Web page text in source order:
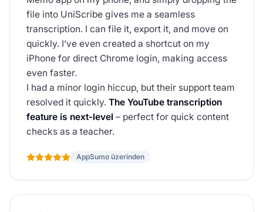
file into UniScribe gives me a seamless
transcription. I can file it, export it, and move on
quickly. I’ve even created a shortcut on my
iPhone for direct Chrome login, making access
even faster.
I had a minor login hiccup, but their support team
resolved it quickly. The YouTube transcription
feature is next-level – perfect for quick content
checks as a teacher.
AppSumo üzerinden